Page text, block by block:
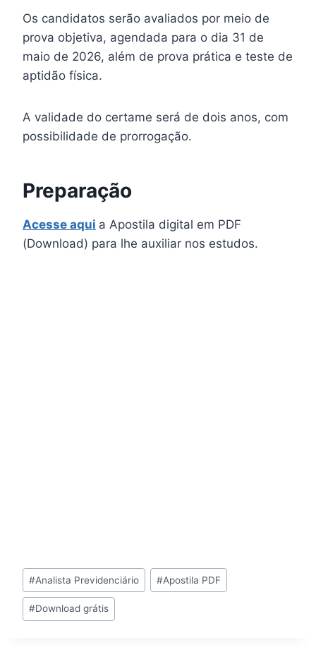
Os candidatos serão avaliados por meio de
prova objetiva, agendada para o dia 31 de
maio de 2026, além de prova prática e teste de
aptidão física.
A validade do certame será de dois anos, com
possibilidade de prorrogação.
Preparação
Acesse aqui a Apostila digital em PDF
(Download) para lhe auxiliar nos estudos.
Tags
do
Post:
#Analista Previdenciário #Apostila PDF
#Download grátis